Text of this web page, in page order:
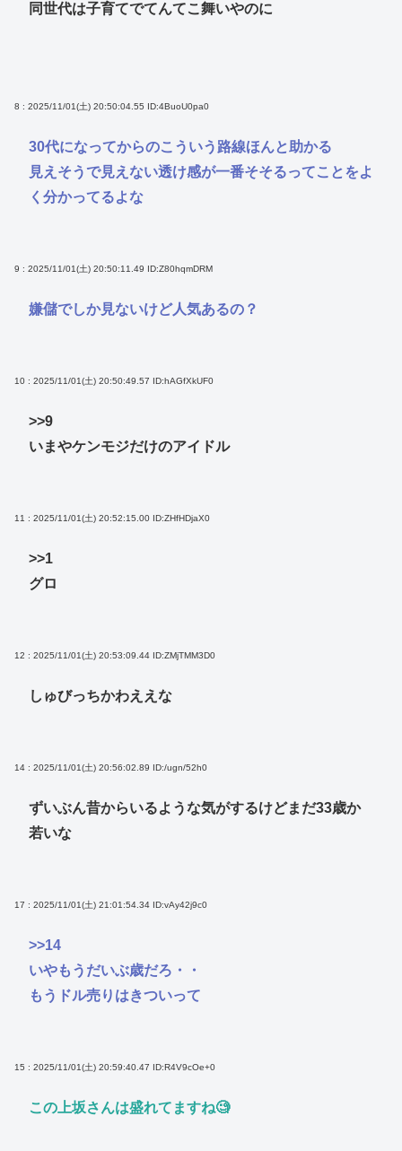
同世代は子育てでてんてこ舞いやのに
8 : 2025/11/01(土) 20:50:04.55 ID:4BuoU0pa0
30代になってからのこういう路線ほんと助かる
見えそうで見えない透け感が一番そそるってことをよ
く分かってるよな
9 : 2025/11/01(土) 20:50:11.49 ID:Z80hqmDRM
嫌儲でしか見ないけど人気あるの？
10 : 2025/11/01(土) 20:50:49.57 ID:hAGfXkUF0
>>9
いまやケンモジだけのアイドル
11 : 2025/11/01(土) 20:52:15.00 ID:ZHfHDjaX0
>>1
グロ
12 : 2025/11/01(土) 20:53:09.44 ID:ZMjTMM3D0
しゅびっちかわええな
14 : 2025/11/01(土) 20:56:02.89 ID:/ugn/52h0
ずいぶん昔からいるような気がするけどまだ33歳か
若いな
17 : 2025/11/01(土) 21:01:54.34 ID:vAy42j9c0
>>14
いやもうだいぶ歳だろ・・
もうドル売りはきついって
15 : 2025/11/01(土) 20:59:40.47 ID:R4V9cOe+0
この上坂さんは盛れてますね🧐